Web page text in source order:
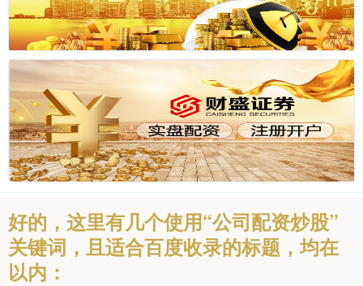
好的，这里有几个使用“公司配资炒股”
关键词，且适合百度收录的标题，均在
以内：